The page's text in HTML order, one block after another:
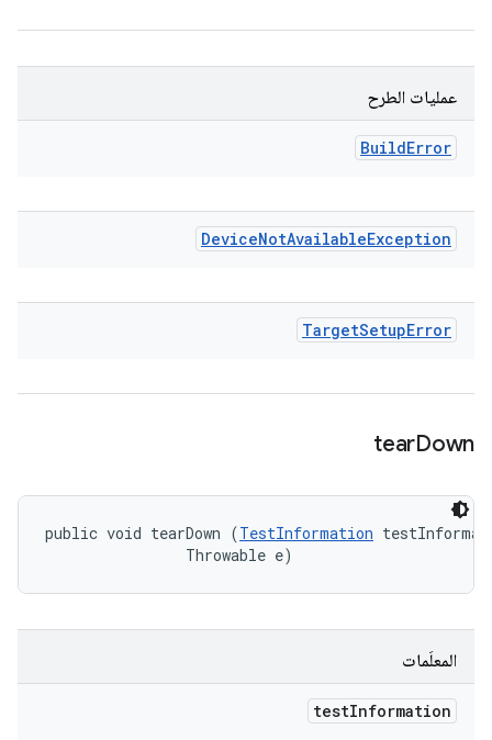
عمليات الطرح
BuildError
DeviceNotAvailableException
TargetSetupError
tearDown
public void tearDown (TestInformation
                Throwable e)
المعلَمات
testInformation